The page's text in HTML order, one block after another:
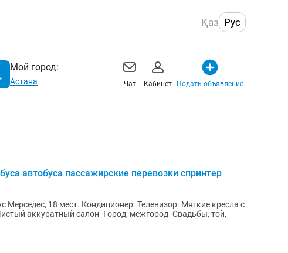
Қаз Рус
Мой город:
Астана Чат Кабинет Подать объявление
автобуса пассажирские перевозки спринтер
Телевизор. Мягкие кресла с
-Город, межгород -Свадьбы, той,